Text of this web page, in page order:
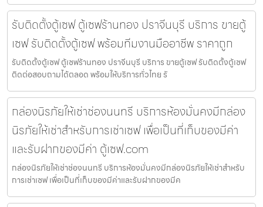
รับติดตั้งตู้เซฟ ตู้เซฟร้านทอง ปราจีนบุรี บริการ ขายตู้
เซฟ รับติดตั้งตู้เซฟ พร้อมทีมงานมืออาชีพ ราคาถูก
รับติดตั้งตู้เซฟ ตู้เซฟร้านทอง ปราจีนบุรี บริการ ขายตู้เซฟ รับติดตั้งตู้เซฟ
ติดต่อสอบถามได้ตลอด พร้อมให้บริการทั่วไทย รั
กล่องนิรภัยให้เช่าช่องนนทรี บริการห้องมั่นคงมีกล่อง
นิรภัยให้เช่าสำหรับการเช่าเซฟ เพื่อเป็นที่เก็บของมีค่า
และรับฝากของมีค่า ตู้เซฟ.com
กล่องนิรภัยให้เช่าช่องนนทรี บริการห้องมั่นคงมีกล่องนิรภัยให้เช่าสำหรับ
การเช่าเซฟ เพื่อเป็นที่เก็บของมีค่าและรับฝากของมีค